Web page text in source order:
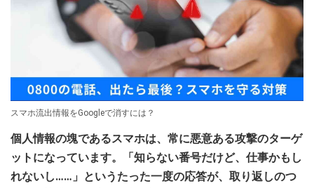
スマホ流出情報をGoogleで消すには？
個人情報の塊であるスマホは、常に悪意ある攻撃のターゲ
ットになっています。「知らない番号だけど、仕事かもし
れないし……」というたった一度の応答が、取り返しのつ